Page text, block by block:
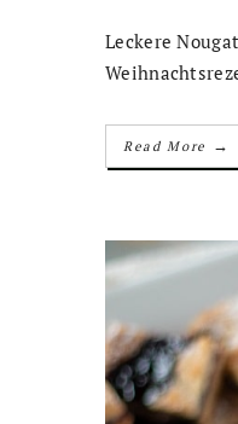
Leckere
Read More →